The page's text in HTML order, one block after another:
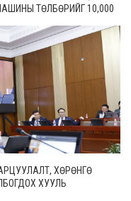
ТӨЛБӨРИЙГ 10,000
ХӨРӨНГӨ
ХУУЛЬ